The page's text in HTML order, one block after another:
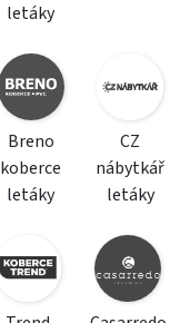
letáky
Breno
koberce
letáky
CZ
nábytkář
letáky